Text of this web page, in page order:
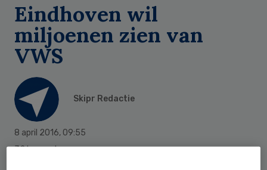
Eindhoven wil
miljoenen zien van
VWS
Skipr Redactie
8 april 2016, 09:55
32 keer gelezen